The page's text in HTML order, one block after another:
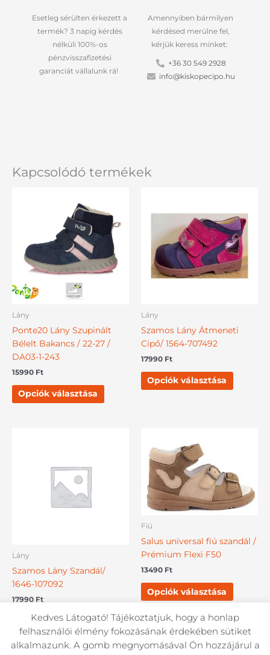
Esetleg sérülten érkezett a
termék? 3 napig kérdés
nélküli 100%-os
pénzvisszafizetési
garanciát vállalunk rá!
Amennyiben bármilyen
kérdésed merülne fel,
kérjük keress minket:
+36 30 549 2928
info@kiskopecipo.hu
Kapcsolódó termékek
Lány
Ponte20 Lány Szupinált
Bélelt Bakancs / 22-27 /
DA03-1-243
15990 Ft
Opciók választása
terméknek
több
variációja
van.
A
termékoldalon
választhatók
ki
Lány
Szamos Lány Átmeneti
Cipő/ 1564-707492
17990 Ft
Opciók választása
több
van.
A
Lány
Szamos Lány Szandál/
1646-107092
17990 Ft
Opciók választása
terméknek
változatok
termékoldalon
választhatók
Fiú
Salus universal fiú szandál /
Prémium Flexi F50
13490 Ft
Opciók választása
több
van.
a
Kedves Látogató! Tájékoztatjuk, hogy a honlap
felhasználói élmény fokozásának érdekében sütiket
alkalmazunk. A gomb megnyomásával Ön hozzájárul a